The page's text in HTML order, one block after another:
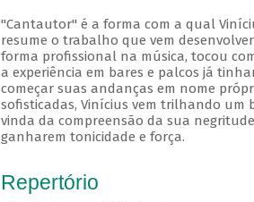
"Cantautor" é a forma com a qual
resume o trabalho que vem
forma profissional na música, tocou
a experiência em bares e palcos já
começar suas andanças em nome
sofisticadas, Vinícius vem trilhando um
vinda da compreensão da sua
ganharem tonicidade e força.
Repertório